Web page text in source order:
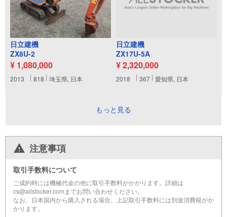
日立建機
ZX8U-2
¥ 1,080,000
2013 818 埼玉県, 日本
日立建機
ZX17U-5A
¥ 2,320,000
2018 367 愛知県, 日本
もっと見る
注意事項
取引手数料について
ご成約時には機械代金の他に取引手数料がかかります。詳細は
cs@allstocker.comまでお問い合わせください。
なお、日本国内から購入される場合、上記取引手数料には別途消費税がか
かります。